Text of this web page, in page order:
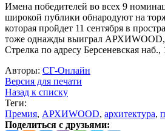
Имена победителей во всех 9
широкой публики обнародуют на
которая пройдет 11 сентября в
тоже однажды выиграл
Стрелка по адресу Берсеневская наб.,
Авторы: СГ-Онлайн
Версия для печати
Назад к списку
Теги:
Премия, АРХИWOOD, архитектура,
Поделиться с друзьями: